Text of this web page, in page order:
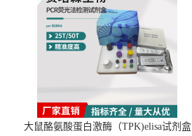
大鼠酪氨酸蛋白激酶（TPK)elisa试剂盒